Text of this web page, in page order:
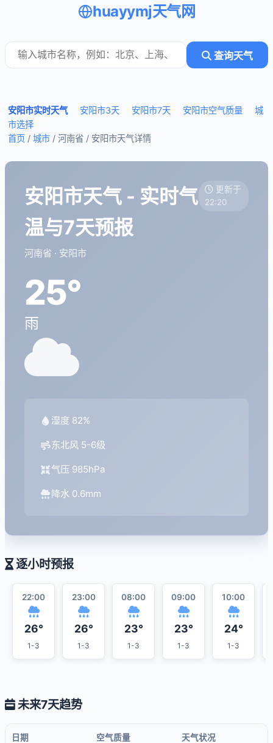
huayymj天气网
查询天气
安阳市实时天气 安阳市3天 安阳市7天 安阳市空气质量
城
市选择
首页 / 城市 / 河南省 / 安阳市天气详情
安阳市天气 - 实时气
温与7天预报
河南省 · 安阳市
更新于
22:20
25°
雨
湿度 82%
东北风 5-6级
气压 985hPa
降水 0.6mm
逐小时预报
22:00
26°
1-3
23:00
26°
1-3
08:00
23°
1-3
09:00
23°
1-3
10:00
24°
1-3
未来7天趋势
日期 空气质量
天气状况